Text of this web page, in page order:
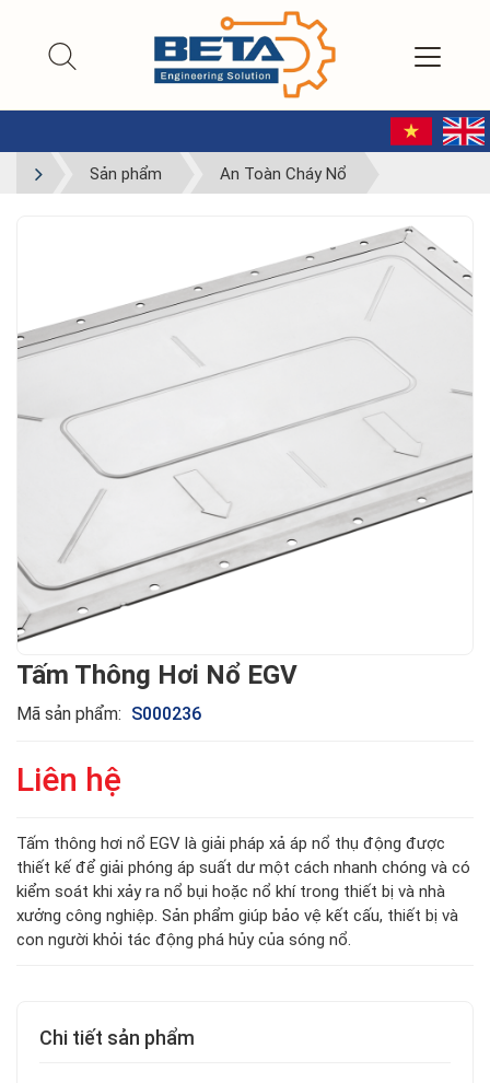
Sản phẩm An Toàn Cháy Nổ
Tấm Thông Hơi Nổ EGV
Mã sản phẩm: S000236
Liên hệ
Tấm thông hơi nổ EGV là giải pháp xả áp nổ thụ động được
thiết kế để giải phóng áp suất dư một cách nhanh chóng và có
kiểm soát khi xảy ra nổ bụi hoặc nổ khí trong thiết bị và nhà
xưởng công nghiệp. Sản phẩm giúp bảo vệ kết cấu, thiết bị và
con người khỏi tác động phá hủy của sóng nổ.
Chi tiết sản phẩm